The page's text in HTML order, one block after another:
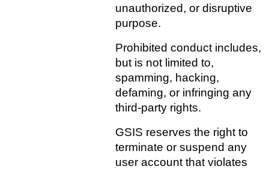
unauthorized, or disruptive
purpose.
Prohibited conduct includes,
but is not limited to,
spamming, hacking,
defaming, or infringing any
third-party rights.
GSIS reserves the right to
terminate or suspend any
user account that violates